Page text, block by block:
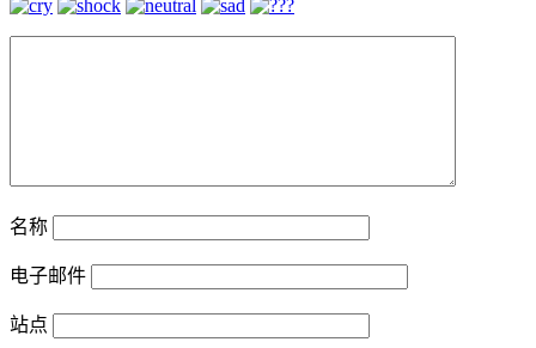
名称
电子邮件
站点